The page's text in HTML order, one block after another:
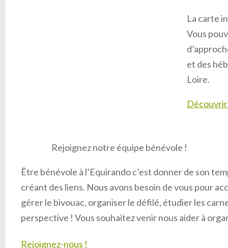
La carte
Vous
et des
Loire.
Rejoignez notre équipe bénévole !
Être bénévole à l’Equirando c’est donner de son
créant des liens. Nous avons besoin de vous pour
gérer le bivouac, organiser le défilé, étudier les
perspective ! Vous souhaitez venir nous aider à
Rejoignez-nous !